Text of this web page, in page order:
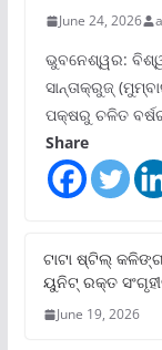
June 24, 2026
ଭୁବନେଶ୍ୱର:
ସାନ୍ତାକ୍ରୁଜ୍
ପକ୍ଷରୁ ଚଳିତ
Share
ଟାଟା ଷ୍ଟିଲ୍‌
ୟୁନିଟ୍‌ ରକ୍ତ
June 19, 2026